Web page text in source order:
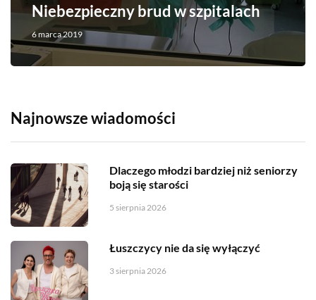
Niebezpieczny brud w szpitalach
6 marca 2019
Najnowsze wiadomości
Dlaczego młodzi bardziej niż seniorzy
boją się starości
5 sierpnia 2026
Łuszczycy nie da się wyłączyć
3 sierpnia 2026